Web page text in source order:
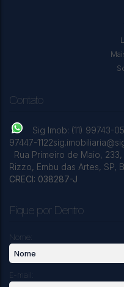
Contato
Sig Imob: (11) 99743-
97447-1122
Rua Primeiro de Maio, 233,
Rizzo, Embu das Artes, SP,
CRECI: 038287-J
Fique por Dentro
Nome:
E-mail: